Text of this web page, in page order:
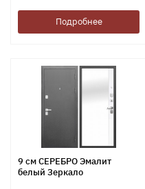
Подробнее
9 см СЕРЕБРО Эмалит
белый Зеркало